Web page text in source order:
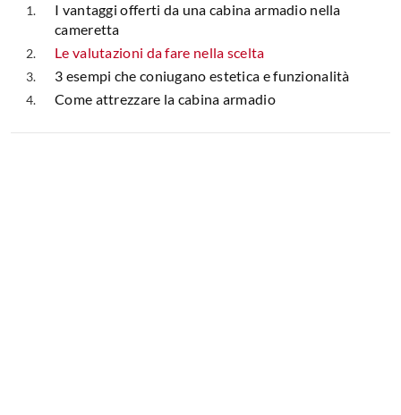
I vantaggi offerti da una cabina armadio nella
cameretta
Le valutazioni da fare nella scelta
3 esempi che coniugano estetica e funzionalità
Come attrezzare la cabina armadio